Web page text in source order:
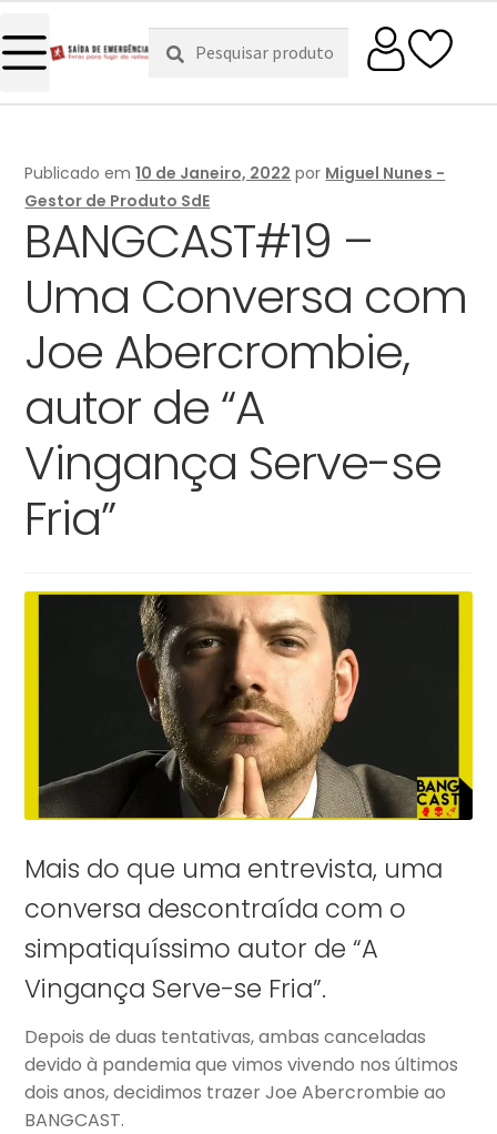
Pesquisar
por:
Pesquisa
Publicado em10 de Janeiro, 2022 por Miguel Nunes -
Gestor de Produto SdE
BANGCAST#19 –
Uma Conversa com
Joe Abercrombie,
autor de “A
Vingança Serve-se
Fria”
Mais do que uma entrevista, uma
conversa descontraída com o
simpatiquíssimo autor de “A
Vingança Serve-se Fria”.
Depois de duas tentativas, ambas canceladas
devido à pandemia que vimos vivendo nos últimos
dois anos, decidimos trazer Joe Abercrombie ao
BANGCAST.